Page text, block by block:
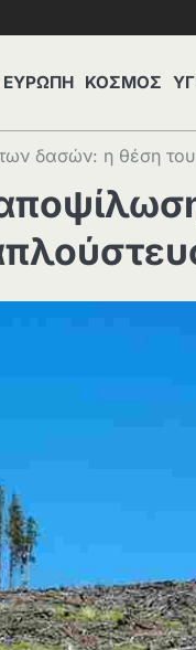
ΕΥΡΩΠΗ ΚΟΣΜΟΣ
δασών: η θέση